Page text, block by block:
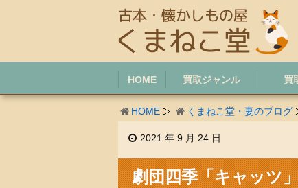
HOME 買取ジャンル 買
HOME くまねこ堂・妻のブログ
2021 年 9 月 24 日
劇団四季「キャッツ